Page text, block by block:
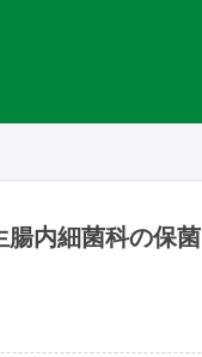
内細菌科の保